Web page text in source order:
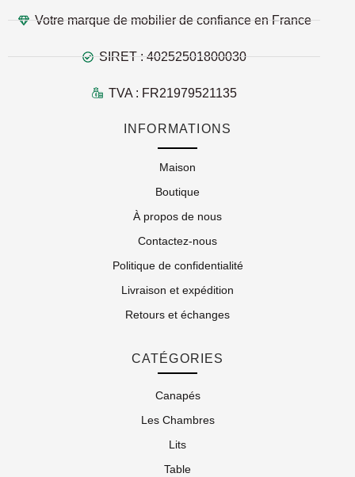
Votre marque de mobilier de confiance en France
SIRET : 40252501800030
TVA : FR21979521135
INFORMATIONS
Maison
Boutique
À propos de nous
Contactez-nous
Politique de confidentialité
Livraison et expédition
Retours et échanges
CATÉGORIES
Canapés
Les Chambres
Lits
Table